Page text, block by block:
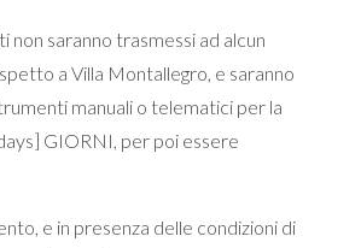
non saranno trasmessi ad alcun
a Villa Montallegro, e saranno
manuali o telematici per la
GIORNI, per poi essere
e in presenza delle condizioni di